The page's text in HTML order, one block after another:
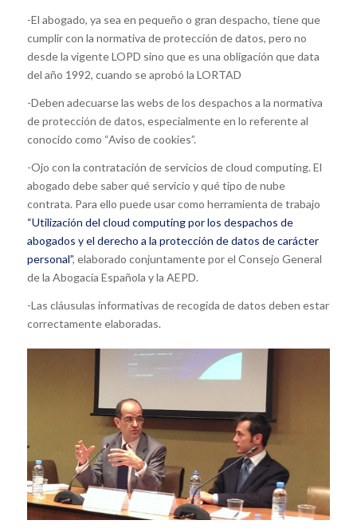
-El abogado, ya sea en pequeño o gran despacho, tiene que
cumplir con la normativa de protección de datos, pero no
desde la vigente LOPD sino que es una obligación que data
del año 1992, cuando se aprobó la LORTAD
-Deben adecuarse las webs de los despachos a la normativa
de protección de datos, especialmente en lo referente al
conocido como “Aviso de cookies”.
-Ojo con la contratación de servicios de cloud computing. El
abogado debe saber qué servicio y qué tipo de nube
contrata. Para ello puede usar como herramienta de trabajo
“Utilización del cloud computing por los despachos de
abogados y el derecho a la protección de datos de carácter
personal”, elaborado conjuntamente por el Consejo General
de la Abogacía Española y la AEPD.
-Las cláusulas informativas de recogida de datos deben estar
correctamente elaboradas.